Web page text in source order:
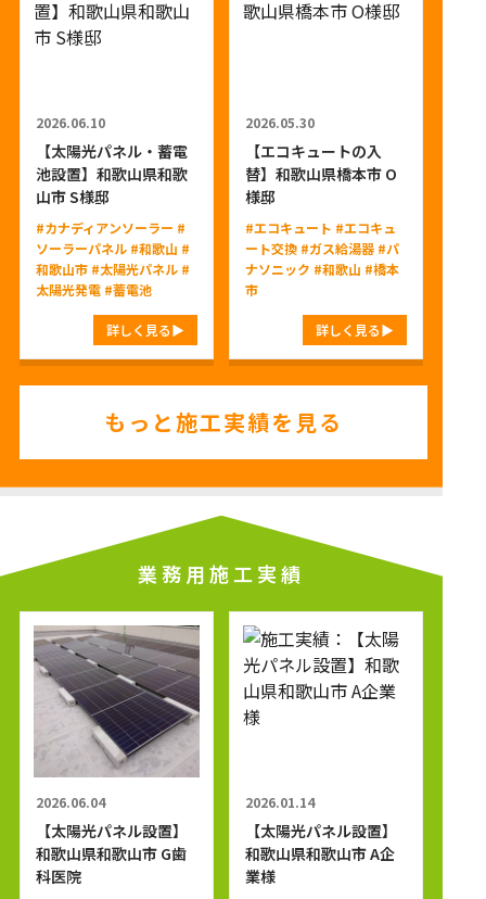
2026.06.10
【太陽光パネル・蓄電
池設置】和歌山県和歌
山市 S様邸
#カナディアンソーラー #
ソーラーパネル #和歌山 #
和歌山市 #太陽光パネル #
太陽光発電 #蓄電池
詳しく見る
2026.05.30
【エコキュートの入
替】和歌山県橋本市 O
様邸
#エコキュート #エコキュ
ート交換 #ガス給湯器 #パ
ナソニック #和歌山 #橋本
市
詳しく見る
もっと施工実績を見る
業務用施工実績
2026.06.04
【太陽光パネル設置】
和歌山県和歌山市 G歯
科医院
2026.01.14
【太陽光パネル設置】
和歌山県和歌山市 A企
業様